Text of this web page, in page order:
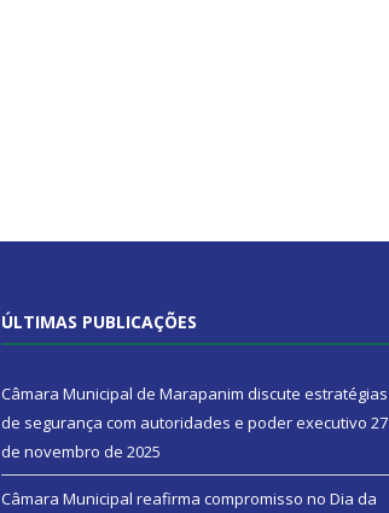
ÚLTIMAS PUBLICAÇÕES
Câmara Municipal de Marapanim discute estratégias
de segurança com autoridades e poder executivo 27
de novembro de 2025
Câmara Municipal reafirma compromisso no Dia da